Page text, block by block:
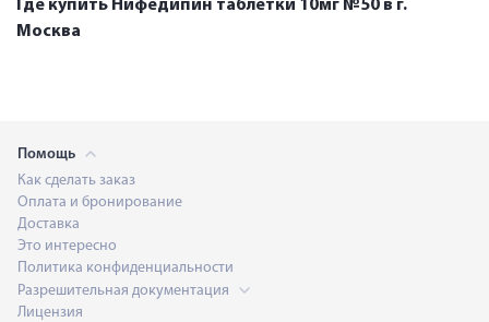
Где купить Нифедипин таблетки 10мг №50 в г.
Москва
Помощь
Как сделать заказ
Оплата и бронирование
Доставка
Это интересно
Политика конфиденциальности
Разрешительная документация
Лицензия